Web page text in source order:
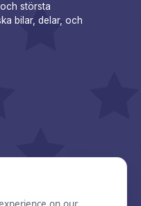
största
bilar, delar, och